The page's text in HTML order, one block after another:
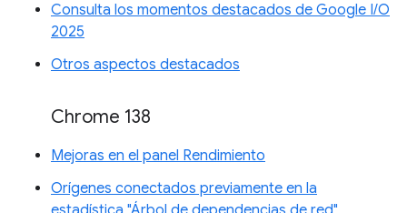
Consulta los momentos destacados de Google I/O
2025
Otros aspectos destacados
Chrome 138
Mejoras en el panel Rendimiento
Orígenes conectados previamente en la